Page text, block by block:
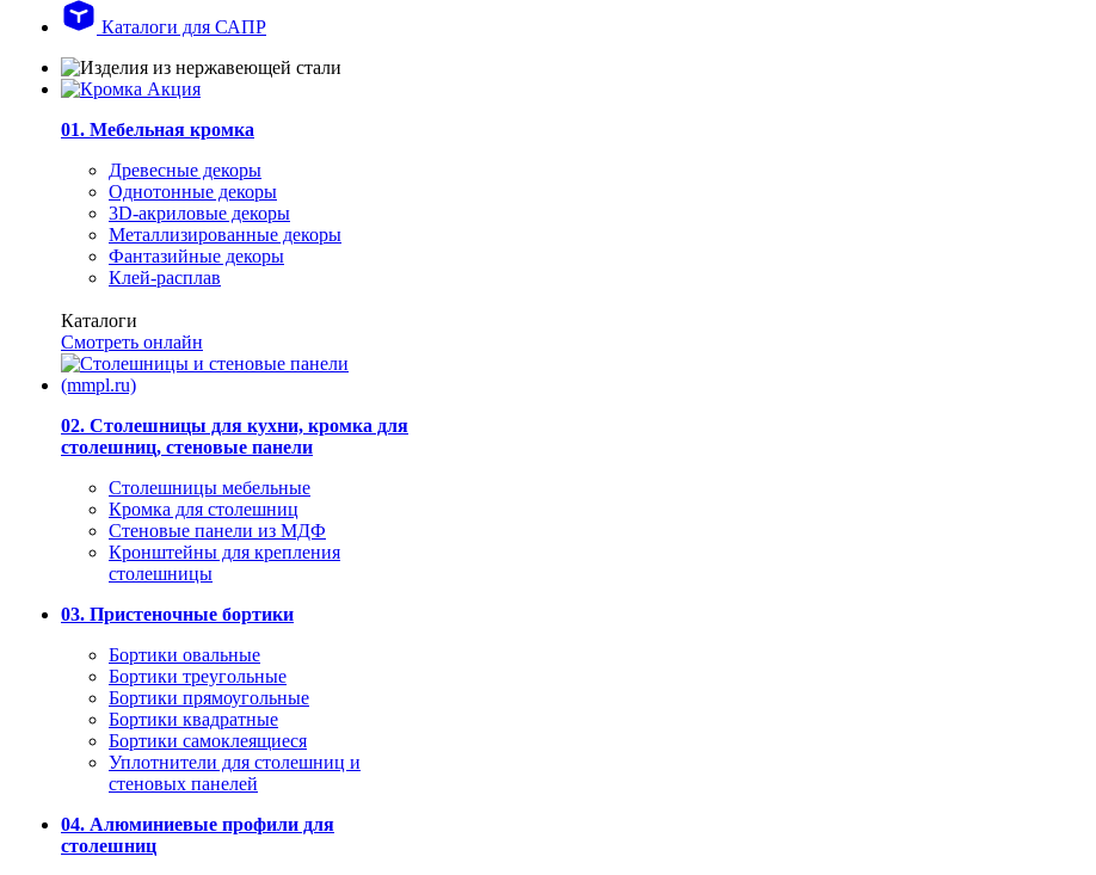
Каталоги для САПР
01. Мебельная кромка
Древесные декоры
Однотонные декоры
3D-акриловые декоры
Металлизированные декоры
Фантазийные декоры
Клей-расплав
Каталоги
Смотреть онлайн
02. Столешницы для кухни, кромка для
столешниц, стеновые панели
Столешницы мебельные
Кромка для столешниц
Стеновые панели из МДФ
Кронштейны для крепления
столешницы
03. Пристеночные бортики
Бортики овальные
Бортики треугольные
Бортики прямоугольные
Бортики квадратные
Бортики самоклеящиеся
Уплотнители для столешниц и
стеновых панелей
04. Алюминиевые профили для
столешниц